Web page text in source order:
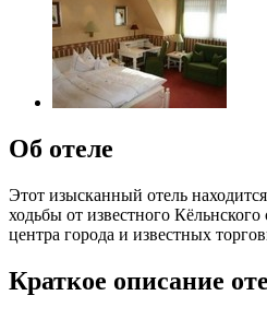
Об отеле
Этот изысканный отель
ходьбы от известного Кёльнского
центра города и известных
Краткое описание